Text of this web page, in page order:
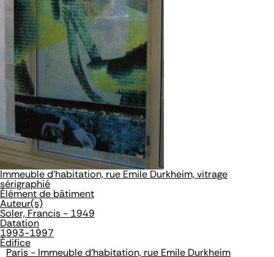
Immeuble d'habitation, rue Emile Durkheim, vitrage
sérigraphié
Élément de bâtiment
Auteur(s)
Soler, Francis - 1949
Datation
1993-1997
Édifice
Paris - Immeuble d'habitation, rue Emile Durkheim